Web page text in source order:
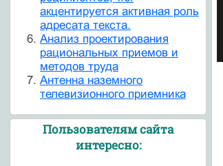
акцентируется активная роль
адресата текста.
Анализ проектирования
рациональных приемов и
методов труда
Антенна наземного
телевизионного приемника
Пользователям сайта
интересно: